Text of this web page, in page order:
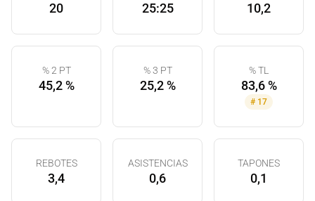
20 25:25 10,2
% 2 PT
45,2 %
% 3 PT
25,2 %
% TL
83,6 %
# 17
REBOTES
3,4
ASISTENCIAS
0,6
TAPONES
0,1